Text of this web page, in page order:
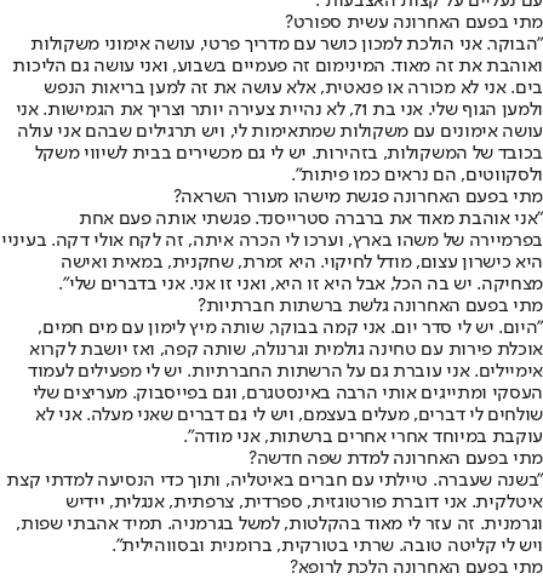
מתי בפעם האחרונה עשית ספורט?
"הבוקר. אני הולכת למכון כושר עם מדריך פרטי, עושה אימוני משקולות
ואוהבת את זה מאוד. המינימום זה פעמיים בשבוע, ואני עושה גם הליכות
בים. אני לא מכורה או פנאטית, אלא עושה את זה למען בריאות הנפש
ולמען הגוף שלי. אני בת 71, לא נהיית צעירה יותר וצריך את הגמישות. אני
עושה אימונים עם משקולות שמתאימות לי, ויש תרגילים שבהם אני עולה
בכובד של המשקולות, בזהירות. יש לי גם מכשירים בבית לשיווי משקל
ולסקווטים, הם נראים כמו פיתות".
מתי בפעם האחרונה פגשת מישהו מעורר השראה?
"אני אוהבת מאוד את ברברה סטרייסנד. פגשתי אותה פעם אחת
בפרמיירה של משהו בארץ, וערכו לי הכרה איתה, זה לקח אולי דקה. בעיניי
היא כישרון עצום, מודל לחיקוי. היא זמרת, שחקנית, במאית ואישה
מצחיקה. יש בה הכל, אבל היא זו היא, ואני זו אני. אני בדברים שלי".
מתי בפעם האחרונה גלשת ברשתות חברתיות?
"היום. יש לי סדר יום. אני קמה בבוקר, שותה מיץ לימון עם מים חמים,
אוכלת פירות עם טחינה גולמית וגרנולה, שותה קפה, ואז יושבת לקרוא
אימיילים. אני עוברת גם על הרשתות החברתיות. יש לי מפעילים לעמוד
העסקי ומתייגים אותי הרבה באינסטגרם, וגם בפייסבוק. מעריצים שלי
שולחים לי דברים, מעלים בעצמם, ויש לי גם דברים שאני מעלה. אני לא
עוקבת במיוחד אחרי אחרים ברשתות, אני מודה".
מתי בפעם האחרונה למדת שפה חדשה?
"בשנה שעברה. טיילתי עם חברים באיטליה, ותוך כדי הנסיעה למדתי קצת
איטלקית. אני דוברת פורטוגזית, ספרדית, צרפתית, אנגלית, יידיש
וגרמנית. זה עזר לי מאוד בהקלטות, למשל בגרמניה. תמיד אהבתי שפות,
ויש לי קליטה טובה. שרתי בטורקית, ברומנית ובסווהילית".
מתי בפעם האחרונה הלכת לרופא?